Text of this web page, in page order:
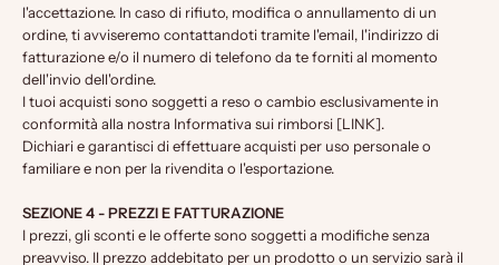
l'accettazione. In caso di rifiuto, modifica o annullamento di un
ordine, ti avviseremo contattandoti tramite l'email, l'indirizzo di
fatturazione e/o il numero di telefono da te forniti al momento
dell'invio dell'ordine.
I tuoi acquisti sono soggetti a reso o cambio esclusivamente in
conformità alla nostra Informativa sui rimborsi [LINK].
Dichiari e garantisci di effettuare acquisti per uso personale o
familiare e non per la rivendita o l'esportazione.
SEZIONE 4 - PREZZI E FATTURAZIONE
I prezzi, gli sconti e le offerte sono soggetti a modifiche senza
preavviso. Il prezzo addebitato per un prodotto o un servizio sarà il